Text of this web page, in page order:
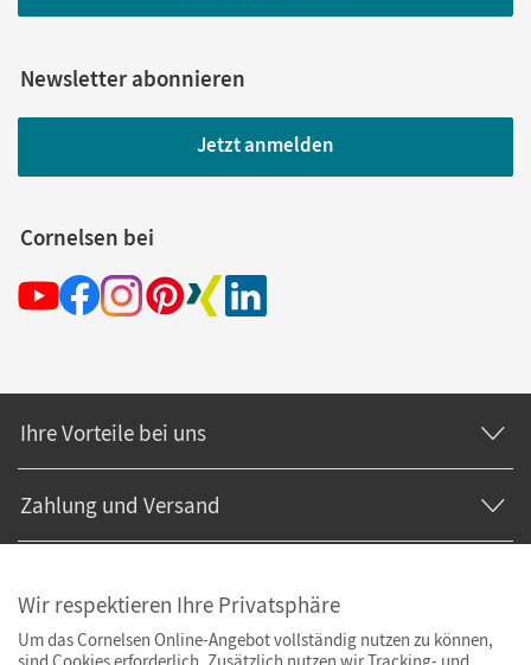
Newsletter abonnieren
Jetzt anmelden
Cornelsen bei
Ihre Vorteile bei uns
Zahlung und Versand
Wir respektieren Ihre Privatsphäre
Um das Cornelsen Online-Angebot vollständig nutzen zu können,